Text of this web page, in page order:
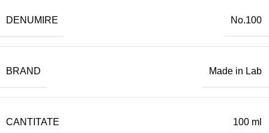
DENUMIRE No.100
BRAND Made in Lab
CANTITATE 100 ml